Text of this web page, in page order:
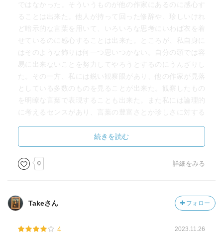
ではなかった。そういうものが他の作家にあるのに感心す
ることは出来た。他人が持って回った修辞や、珍しいけれ
ど暗示的な言葉を用いて、いろいろな思考にいわば衣を着
せているのに感心することは出来た。ところが、私自身に
はそのような飾りは何一つ思いつかない。自分の頭では容
易に出来ないことを努力してやろうとするのにうんざりし
た。その一方、私には鋭い観察眼があり、他の作家が見落
としている多数のものを見ることが出来た。観察したもの
を明瞭な言葉で表現することも出来た。また私には論理的
に考えるセンスがあり、言葉の豊富さとか珍しさに対する
応できた。自分が望むほどうまい文章が書けるようになら
ないのは分かったが、苦労すれば生来の欠点の許す範囲で
うまい文章が書けるようになると思った。じっくり考え
て、私が狙うべきは、明快、完結、音調のよさだと決め
およそものを書く人間で、読者が努力しなければ書いて
昔から我慢がならなかった。偉大な哲学者の書いたものを
続きを読む
0 詳細をみる
Takeさん フォロー
4 2023.11.26